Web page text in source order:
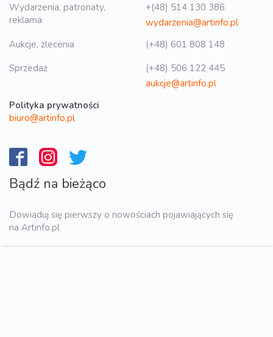
Wydarzenia, patronaty,
reklama
+(48) 514 130 386
wydarzenia@artinfo.pl
Aukcje, zlecenia
(+48) 601 808 148
Sprzedaż
(+48) 506 122 445
aukcje@artinfo.pl
Polityka prywatności
biuro@artinfo.pl
Bądź na bieżąco
Dowiaduj się pierwszy o nowościach pojawiających się
na Artinfo.pl